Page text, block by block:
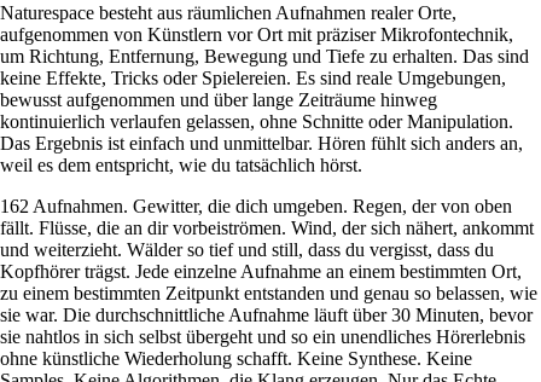
Naturespace besteht aus räumlichen Aufnahmen realer Orte,
aufgenommen von Künstlern vor Ort mit präziser Mikrofontechnik,
um Richtung, Entfernung, Bewegung und Tiefe zu erhalten. Das sind
keine Effekte, Tricks oder Spielereien. Es sind reale Umgebungen,
bewusst aufgenommen und über lange Zeiträume hinweg
kontinuierlich verlaufen gelassen, ohne Schnitte oder Manipulation.
Das Ergebnis ist einfach und unmittelbar. Hören fühlt sich anders an,
weil es dem entspricht, wie du tatsächlich hörst.
162 Aufnahmen. Gewitter, die dich umgeben. Regen, der von oben
fällt. Flüsse, die an dir vorbeiströmen. Wind, der sich nähert, ankommt
und weiterzieht. Wälder so tief und still, dass du vergisst, dass du
Kopfhörer trägst. Jede einzelne Aufnahme an einem bestimmten Ort,
zu einem bestimmten Zeitpunkt entstanden und genau so belassen, wie
sie war. Die durchschnittliche Aufnahme läuft über 30 Minuten, bevor
sie nahtlos in sich selbst übergeht und so ein unendliches Hörerlebnis
ohne künstliche Wiederholung schafft. Keine Synthese. Keine